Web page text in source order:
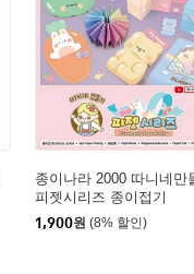
종이나라 2000 따니네만
피젯시리즈 종이접기
1,900원 (8% 할인)